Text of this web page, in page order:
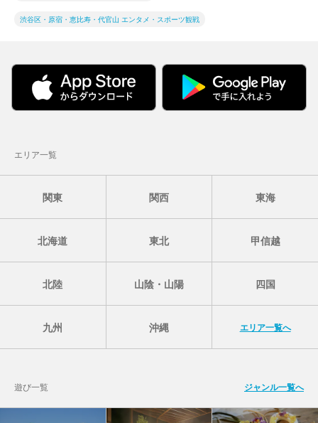
渋谷区・原宿・恵比寿・代官山 エンタメ・スポーツ観戦
エリア一覧
関東 関西 東海
北海道 東北 甲信越
北陸 山陰・山陽 四国
九州 沖縄 エリア一覧へ
遊び一覧 ジャンル一覧へ